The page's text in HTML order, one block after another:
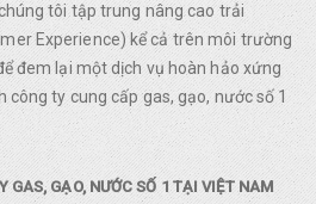
tôi tập trung nâng cao trải
Experience) kể cả trên môi trường
đem lại một dịch vụ hoàn hảo xứng
ty cung cấp gas, gạo, nước số 1
GAS, GẠO, NƯỚC SỐ 1 TẠI VIỆT NAM